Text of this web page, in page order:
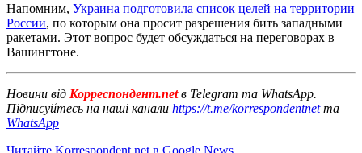
Напомним, Украина подготовила список целей на территории
России, по которым она просит разрешения бить западными
ракетами. Этот вопрос будет обсуждаться на переговорах в
Вашингтоне.
Новини від Корреспондент.netв Telegram та WhatsApp.
Підписуйтесь на наші канали https://t.me/korrespondentnetта
WhatsApp
Читайте Korrespondent.net в Google News